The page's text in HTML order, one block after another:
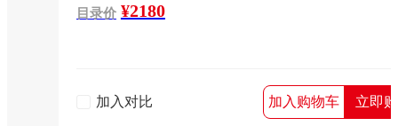
目录价 ¥2180
加入对比 加入购物车 立即